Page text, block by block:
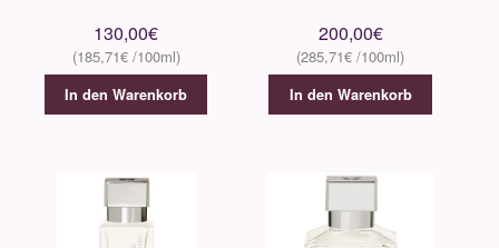
130,00€
185,71€
In den Warenkorb
200,00€
285,71€
In den Warenkorb